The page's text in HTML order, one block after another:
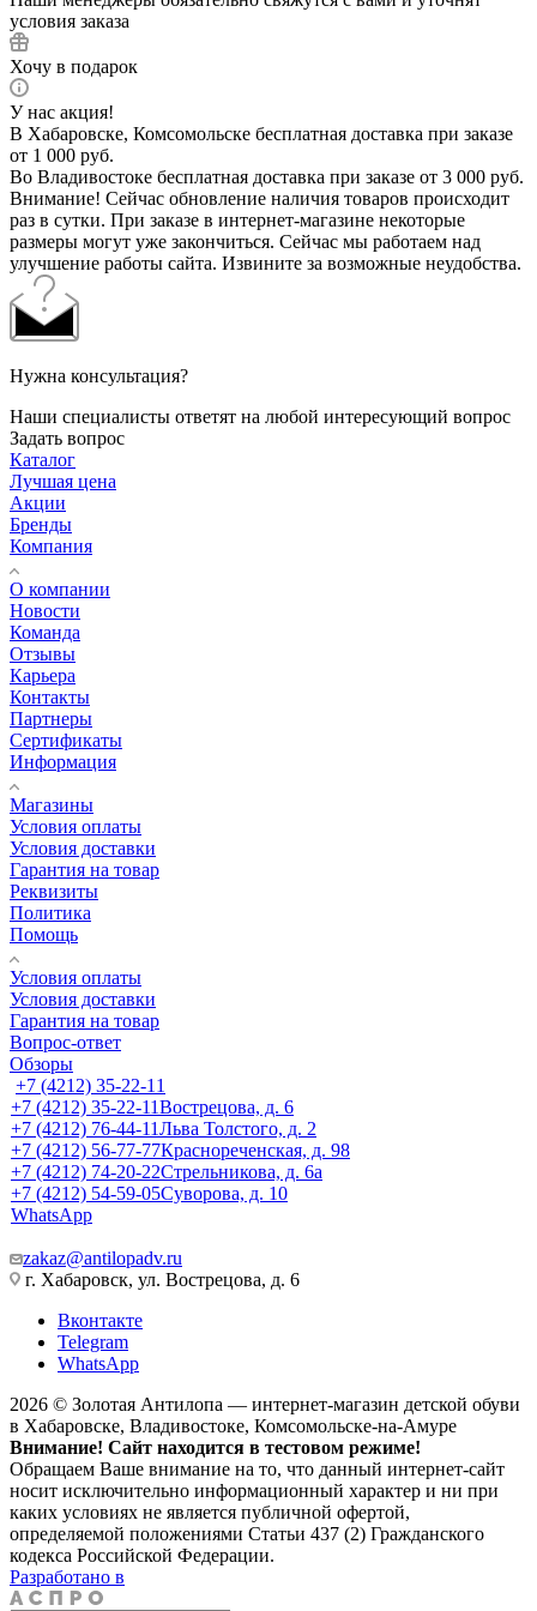
условия заказа
Хочу в подарок
У нас акция!
В Хабаровске, Комсомольске бесплатная доставка при заказе
от 1 000 руб.
Во Владивостоке бесплатная доставка при заказе от 3 000 руб.
Внимание! Сейчас обновление наличия товаров происходит
раз в сутки. При заказе в интернет-магазине некоторые
размеры могут уже закончиться. Сейчас мы работаем над
улучшение работы сайта. Извините за возможные неудобства.
Нужна консультация?
Наши специалисты ответят на любой интересующий вопрос
Задать вопрос
Каталог
Лучшая цена
Акции
Бренды
Компания
О компании
Новости
Команда
Отзывы
Карьера
Контакты
Партнеры
Сертификаты
Информация
Магазины
Условия оплаты
Условия доставки
Гарантия на товар
Реквизиты
Политика
Помощь
Условия оплаты
Условия доставки
Гарантия на товар
Вопрос-ответ
Обзоры
+7 (4212) 35-22-11
+7 (4212) 35-22-11Вострецова, д. 6
+7 (4212) 76-44-11Льва Толстого, д. 2
+7 (4212) 56-77-77Краснореченская, д. 98
+7 (4212) 74-20-22Стрельникова, д. 6а
+7 (4212) 54-59-05Суворова, д. 10
WhatsApp
zakaz@antilopadv.ru
г. Хабаровск, ул. Вострецова, д. 6
Вконтакте
Telegram
WhatsApp
2026 © Золотая Антилопа — интернет-магазин детской обуви
в Хабаровске, Владивостоке, Комсомольске-на-Амуре
Внимание! Сайт находится в тестовом режиме!
Обращаем Ваше внимание на то, что данный интернет-сайт
носит исключительно информационный характер и ни при
каких условиях не является публичной офертой,
определяемой положениями Статьи 437 (2) Гражданского
кодекса Российской Федерации.
Разработано в